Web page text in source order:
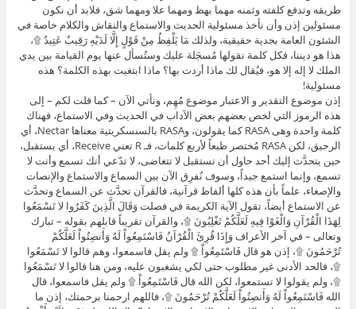
طريقه وتدفع كلفته وثمنه مهما بهظ ومهما علا ومهما شق، فلابد أن نكون
مسئولين إذن وأن نأخذ مسئولية الحديث والاستماع والنقاش والكلام خاصة في
الشئون العامة بجدية حقيقية، ولذلك مَا يَلْفِظُ مِنْ قَوْلٍ إِلَّا لَدَيْهِ رَقِيبٌ عَتِيدٌ ۩،
هذا هو ديننا، فكل كلمة تقولها مُسجَلة عليك وستُسأل عنها يوم القيامة بين يدي
الملك لا إله إلا هو، فيُقال لك ماذا أردت بها؟ ماذا ابتغيت بهذه الكلمة؟ هذه
مسئولية!
إذن موضوع التقدير و الاعتبار موضوع مُهِم، ونأتي الآن – كما قلت لكم – إلى
هذه الرموز التي لخص بعضهم بعض الآداب في الحديث وفي الاستماع، فهناك
كلمة واحدة وهى RASA كما يقولون، وRASA بالسنسكريتية معناها Nectar، أي
الرحيق، لكن RASA مُختصر طبعاً لأربع كلمات، فـ R تعني Receive، أي يستقبل،
حين يتحدَّث إليك أحد حاول أن تستقبل لا تتغاضى، لا تدّعي أنك تسمع وأنت لا
تسمع، وإنما استمع جيداً، وسوف نُفرِق الآن بين السماع والاستماع والإنصات
والإصغاء، علماً بأن هذه كلها ألفاظ قرآنية، فالقرآن تحدَّث عن السماع وتحدَّث
عن الاستماع أيضاً، تقول الآية الكريمة في فصلت وَقَالَ الَّذِينَ كَفَرُوا لا تَسْمَعُوا
لِهَذَا الْقُرْآنِ وَالْغَوْا فِيهِ لَعَلَّكُمْ تَغْلِبُونَ ۩، والقرآن تقريباً قابلهم بقوله – تبارك
وتعالى – في آخر الأعراف وَإِذَا قُرِئَ الْقُرْآنُ فَاسْتَمِعُواْ لَهُ وَأَنصِتُواْ لَعَلَّكُمْ
تُرْحَمُونَ ۩، إذن هو قال فَاسْتَمِعُواْ ۩ ولم يقل فاسمعوا، وهم قالوا لا تَسْمَعُوا
۩، فالحد الأدنى غير مطلوب حتى لكي يشغبون عليه، ومن هنا قالوا لا تَسْمَعُوا
۩، ولم يقولوا لا تستمعوا، لكن الله قال فَاسْتَمِعُواْ ۩ ولم يقل فاسمعوا، قال
الله فَاسْتَمِعُواْ لَهُ وَأَنصِتُواْ لَعَلَّكُمْ تُرْحَمُونَ ۩، فاللهم ارحمنا برحمتك، إذن ما